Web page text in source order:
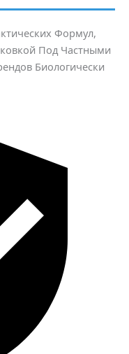
Формул,
Под Частными
Биологически